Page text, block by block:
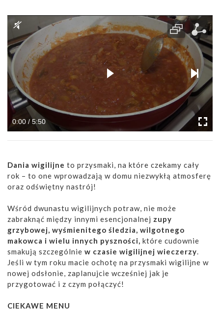
0:00 / 5:50
Dania wigilijne to przysmaki, na które czekamy cały
rok – to one wprowadzają w domu niezwykłą atmosferę
oraz odświętny nastrój!
Wśród dwunastu wigilijnych potraw, nie może
zabraknąć między innymi esencjonalnej zupy
grzybowej, wyśmienitego śledzia, wilgotnego
makowca i wielu innych pyszności, które cudownie
smakują szczególnie w czasie wigilijnej wieczerzy.
Jeśli w tym roku macie ochotę na przysmaki wigilijne w
nowej odsłonie, zaplanujcie wcześniej jak je
przygotować i z czym połączyć!
CIEKAWE MENU